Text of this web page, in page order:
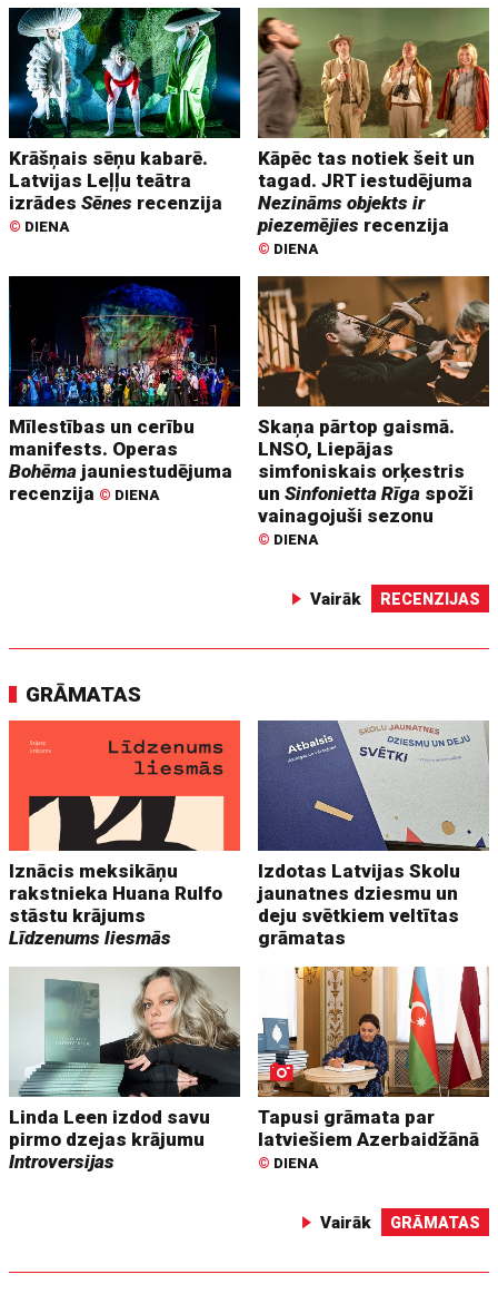
Krāšņais sēņu kabarē.
Latvijas Leļļu teātra
izrādesSēnes recenzija
© DIENA
Kāpēc tas notiek šeit un
tagad. JRT iestudējuma
Nezināms objekts ir
piezemējies recenzija
© DIENA
Mīlestības un cerību
manifests. Operas
Bohēma jauniestudējuma
recenzija © DIENA
Skaņa pārtop gaismā.
LNSO, Liepājas
simfoniskais orķestris
unSinfonietta Rīga spoži
vainagojuši sezonu
© DIENA
Vairāk RECENZIJAS
GRĀMATAS
Iznācis meksikāņu
rakstnieka Huana Rulfo
stāstu krājums
Līdzenums liesmās
Izdotas Latvijas Skolu
jaunatnes dziesmu un
deju svētkiem veltītas
grāmatas
Linda Leen izdod savu
pirmo dzejas krājumu
Introversijas
Tapusi grāmata par
latviešiem Azerbaidžānā
© DIENA
Vairāk GRĀMATAS